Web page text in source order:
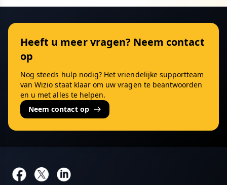
Heeft u meer vragen? Neem contact
op
Nog steeds hulp nodig? Het vriendelijke supportteam
van Wizio staat klaar om uw vragen te beantwoorden
en u met alles te helpen.
Neem contact op